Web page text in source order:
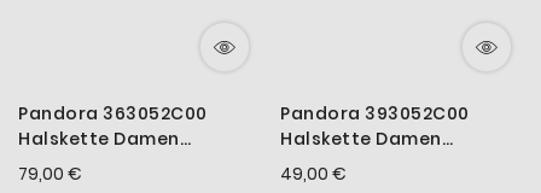
Pandora 363052C00
Halskette Damen
Unendlichkeitszeichen
79,00 €
Pandora 393052C00
Halskette Damen
Unendlichkeitszeichen
49,00 €